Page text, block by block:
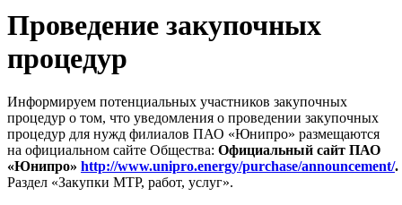
Проведение закупочных
процедур
Информируем потенциальных участников закупочных
процедур о том, что уведомления о проведении закупочных
процедур для нужд филиалов ПАО «Юнипро» размещаются
на официальном сайте Общества: Официальный сайт ПАО
«Юнипро» http://www.unipro.energy/purchase/announcement/.
Раздел «Закупки МТР, работ, услуг».